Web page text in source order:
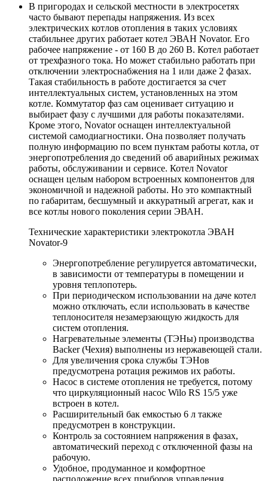
В пригородах и сельской местности в электросетях
часто бывают перепады напряжения. Из всех
электрических котлов отопления в таких условиях
стабильнее других работает котел ЭВАН Novator. Его
рабочее напряжение - от 160 В до 260 В. Котел работает
от трехфазного тока. Но может стабильно работать при
отключении электроснабжения на 1 или даже 2 фазах.
Такая стабильность в работе достигается за счет
интеллектуальных систем, установленных на этом
котле. Коммутатор фаз сам оценивает ситуацию и
выбирает фазу с лучшими для работы показателями.
Кроме этого, Novator оснащен интеллектуальной
системой самодиагностики. Она позволяет получать
полную информацию по всем пунктам работы котла, от
энергопотребления до сведений об аварийных режимах
работы, обслуживании и сервисе. Котел Novator
оснащен целым набором встроенных компонентов для
экономичной и надежной работы. Но это компактный
по габаритам, бесшумный и аккуратный агрегат, как и
все котлы нового поколения серии ЭВАН.
Технические характеристики электрокотла ЭВАН
Novator-9
Энергопотребление регулируется автоматически,
в зависимости от температуры в помещении и
уровня теплопотерь.
При периодическом использовании на даче котел
можно отключать, если использовать в качестве
теплоносителя незамерзающую жидкость для
систем отопления.
Нагревательные элементы (ТЭНы) производства
Backer (Чехия) выполнены из нержавеющей стали.
Для увеличения срока службы ТЭНов
предусмотрена ротация режимов их работы.
Насос в системе отопления не требуется, потому
что циркуляционный насос Wilo RS 15/5 уже
встроен в котел.
Расширительный бак емкостью 6 л также
предусмотрен в конструкции.
Контроль за состоянием напряжения в фазах,
автоматический переход с отключенной фазы на
рабочую.
Удобное, продуманное и комфортное
расположение всех приборов управления.